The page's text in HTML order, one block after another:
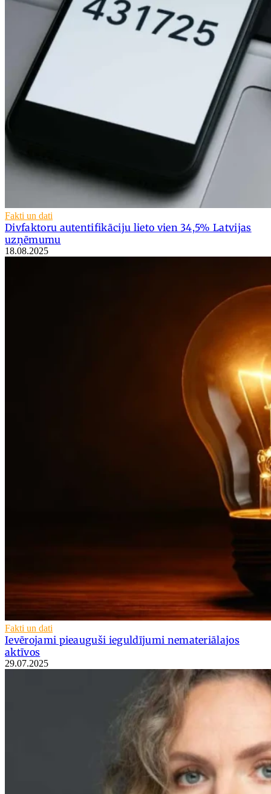
Fakti un dati
Divfaktoru autentifikāciju lieto vien 34,5% Latvijas
uzņēmumu
18.08.2025
Fakti un dati
Ievērojami pieauguši ieguldījumi nemateriālajos
aktīvos
29.07.2025